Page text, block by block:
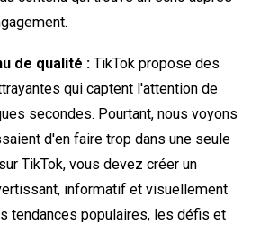
de qualité : TikTok propose des
qui captent l'attention de
secondes. Pourtant, nous voyons
d'en faire trop dans une seule
TikTok, vous devez créer un
informatif et visuellement
tendances populaires, les défis et